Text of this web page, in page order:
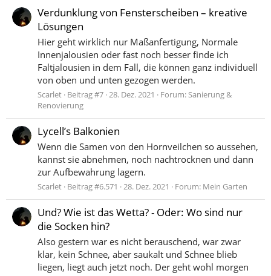
Verdunklung von Fensterscheiben – kreative
Lösungen
Hier geht wirklich nur Maßanfertigung, Normale
Innenjalousien oder fast noch besser finde ich
Faltjalousien in dem Fall, die können ganz individuell
von oben und unten gezogen werden.
Scarlet Beitrag #7 28. Dez. 2021 Forum:Sanierung &
Renovierung
Lycell’s Balkonien
Wenn die Samen von den Hornveilchen so aussehen,
kannst sie abnehmen, noch nachtrocknen und dann
zur Aufbewahrung lagern.
Scarlet Beitrag #6.571 28. Dez. 2021 Forum: Mein Garten
Und? Wie ist das Wetta? - Oder: Wo sind nur
die Socken hin?
Also gestern war es nicht berauschend, war zwar
klar, kein Schnee, aber saukalt und Schnee blieb
liegen, liegt auch jetzt noch. Der geht wohl morgen